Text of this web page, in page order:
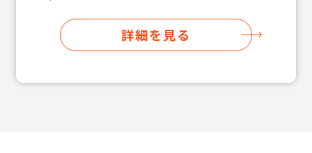
詳細を見る